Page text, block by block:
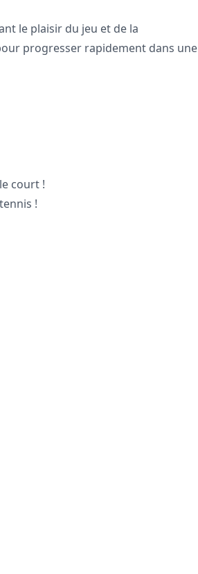
le plaisir du jeu et de la
progresser rapidement dans une
court !
!